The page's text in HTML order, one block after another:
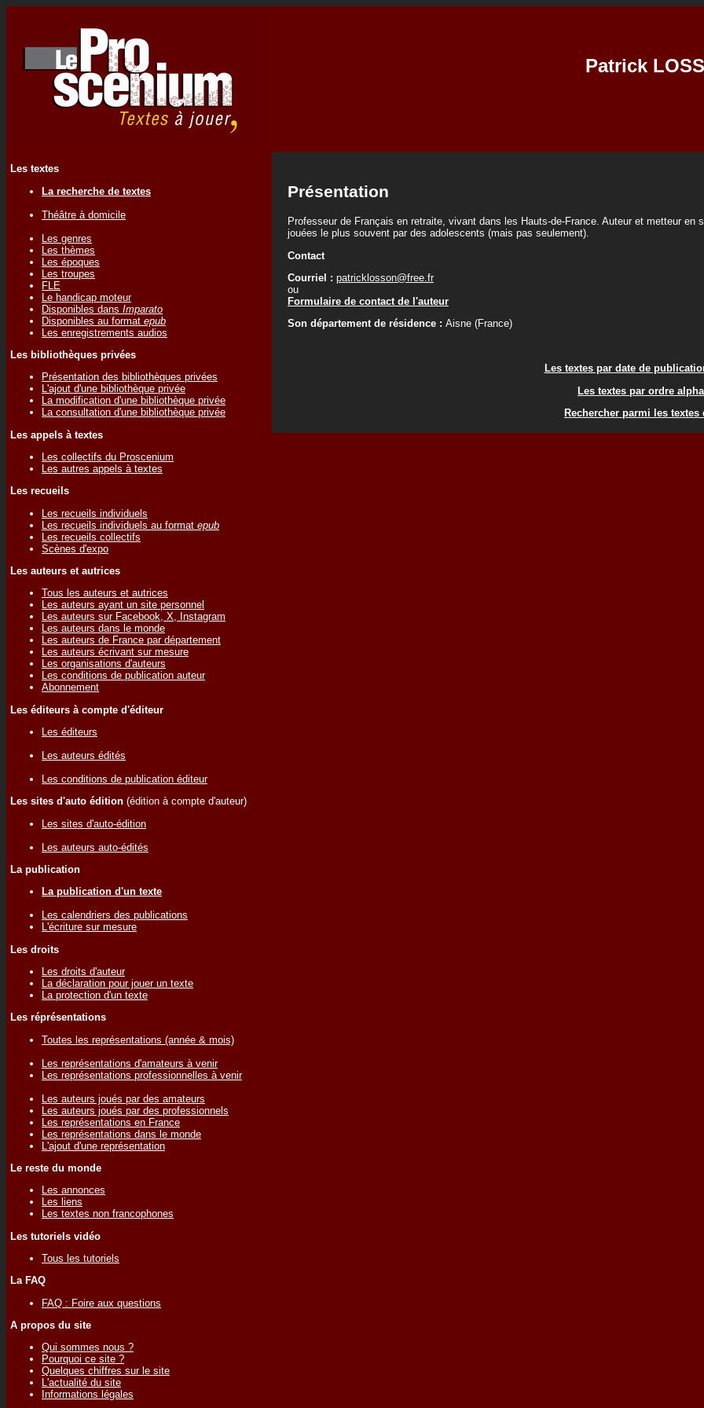
Patrick
Les textes
La recherche de textes
Théâtre à domicile
Les genres
Les thèmes
Les époques
Les troupes
FLE
Le handicap moteur
Disponibles dans Imparato
Disponibles au format epub
Les enregistrements audios
Les bibliothèques privées
Présentation des bibliothèques privées
L'ajout d'une bibliothèque privée
La modification d'une bibliothèque privée
La consultation d'une bibliothèque privée
Les appels à textes
Les collectifs du Proscenium
Les autres appels à textes
Les recueils
Les recueils individuels
Les recueils individuels au format epub
Les recueils collectifs
Scènes d'expo
Les auteurs et autrices
Tous les auteurs et autrices
Les auteurs ayant un site personnel
Les auteurs sur Facebook, X, Instagram
Les auteurs dans le monde
Les auteurs de France par département
Les auteurs écrivant sur mesure
Les organisations d'auteurs
Les conditions de publication auteur
Abonnement
Les éditeurs à compte d'éditeur
Les éditeurs
Les auteurs édités
Les conditions de publication éditeur
Les sites d'auto édition (édition à compte d'auteur)
Les sites d'auto-édition
Les auteurs auto-édités
La publication
La publication d'un texte
Les calendriers des publications
L'écriture sur mesure
Les droits
Les droits d'auteur
La déclaration pour jouer un texte
La protection d'un texte
Les réprésentations
Toutes les représentations (année & mois)
Les représentations d'amateurs à venir
Les représentations professionnelles à venir
Les auteurs joués par des amateurs
Les auteurs joués par des professionnels
Les représentations en France
Les représentations dans le monde
L'ajout d'une représentation
Le reste du monde
Les annonces
Les liens
Les textes non francophones
Les tutoriels vidéo
Tous les tutoriels
La FAQ
FAQ : Foire aux questions
A propos du site
Qui sommes nous ?
Pourquoi ce site ?
Quelques chiffres sur le site
L'actualité du site
Informations légales
Présentation
Professeur de Français en retraite, vivant dans les Hauts-de-France. Auteur et metteur en
jouées le plus souvent par des adolescents (mais pas seulement).
Contact
Courriel : patricklosson@free.fr
ou
Formulaire de contact de l'auteur
Son département de résidence : Aisne (France)
Les textes par date de
Les textes par ordre
Rechercher parmi les textes